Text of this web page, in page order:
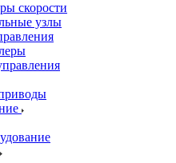
скорости
узлы